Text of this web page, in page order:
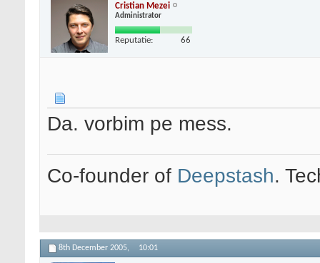
Cristian Mezei
Administrator
Reputatie: 66
Da. vorbim pe mess.
Co-founder of Deepstash.
8th December 2005, 10:01